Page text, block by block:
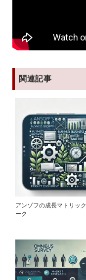
関連記事
アンゾフの成長マトリッ
ーク